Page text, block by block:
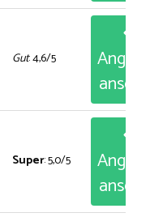
Gut: 4,6/5
Super: 5,0/5